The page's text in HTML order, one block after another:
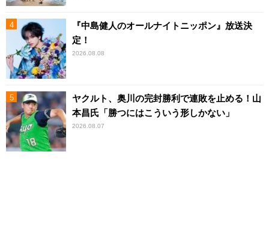
『中島健人のオールナイトニッポン』放送決
定！
2026.08.08
ヤクルト、奥川の完封勝利で連敗を止める！山
本昌氏「勝つにはこういう形しかない」
2026.08.07